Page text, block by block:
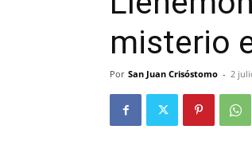
misterio
Por San Juan Crisóstomo - 2